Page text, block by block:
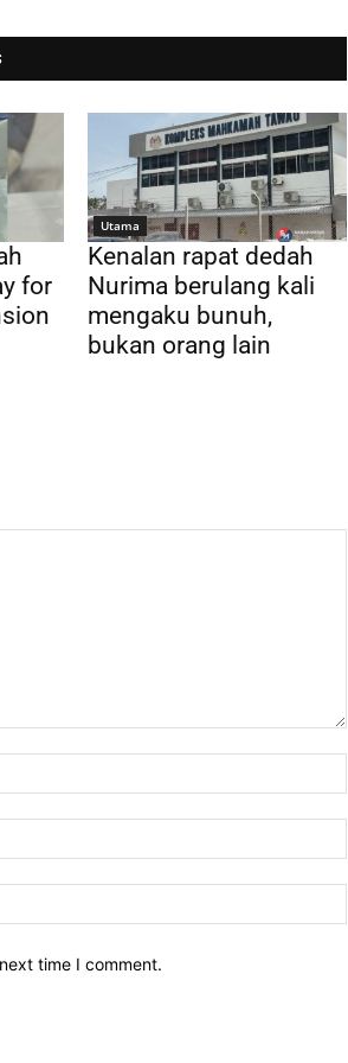
for
Utama
Kenalan rapat dedah
Nurima berulang kali
mengaku bunuh,
bukan orang lain
time I comment.